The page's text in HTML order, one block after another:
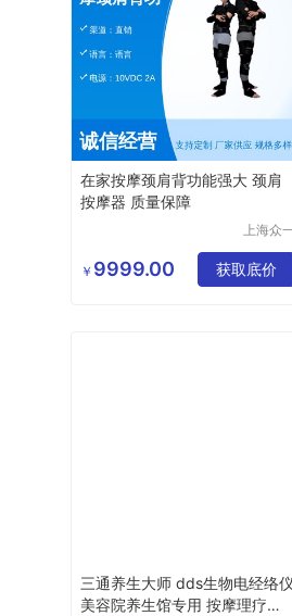
在家按摩颈肩背功能强大 颈肩
按摩器 质量保障
上海众
有限公司
￥ 9999.00 获取底价
三通养生大师 dds生物电经络仪
美容院养生馆专用 按摩理疗仪